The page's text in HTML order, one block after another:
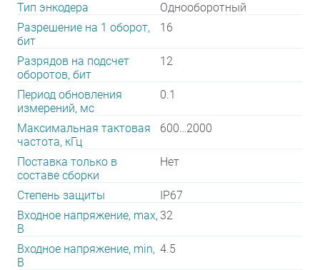
Тип энкодера
Однооборотный
Разрешение на 1 оборот,
бит
16
Разрядов на подсчет
оборотов, бит
12
Период обновления
измерений, мс
0.1
Максимальная тактовая
частота, кГц
600…2000
Поставка только в
составе сборки
Нет
Степень защиты
IP67
Входное напряжение, max,
В
32
Входное напряжение, min,
В
4.5